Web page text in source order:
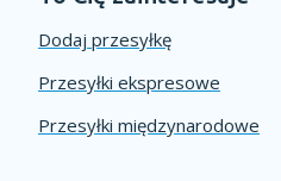
Dodaj przesyłkę
Przesyłki ekspresowe
Przesyłki międzynarodowe